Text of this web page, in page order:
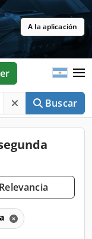
A la aplicación
Buscar
Relevancia